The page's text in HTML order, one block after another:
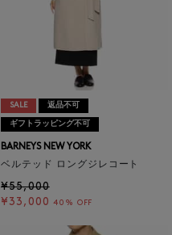
SALE 返品不可
ギフトラッピング不可
BARNEYS NEW YORK
ベルテッド ロングジレコート
¥55,000
¥33,000 40% OFF